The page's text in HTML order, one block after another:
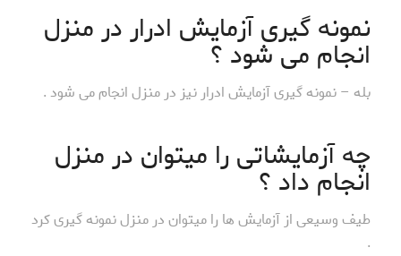
نمونه گیری آزمایش ادرار در منزل
انجام می شود ؟
بله – نمونه گیری آزمایش ادرار نیز در منزل انجام می شود .
چه آزمایشاتی را میتوان در منزل
انجام داد ؟
طیف وسیعی از آزمایش ها را میتوان در منزل نمونه گیری کرد
.